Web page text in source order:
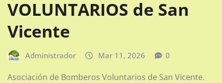
VOLUNTARIOS de San
Vicente
Administrador Mar 11, 2026 0
Asociación de Bomberos Voluntarios de San Vicente.